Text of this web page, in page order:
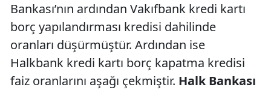
Bankası’nın ardından Vakıfbank kredi kartı
borç yapılandırması kredisi dahilinde
oranları düşürmüştür. Ardından ise
Halkbank kredi kartı borç kapatma kredisi
faiz oranlarını aşağı çekmiştir. Halk Bankası